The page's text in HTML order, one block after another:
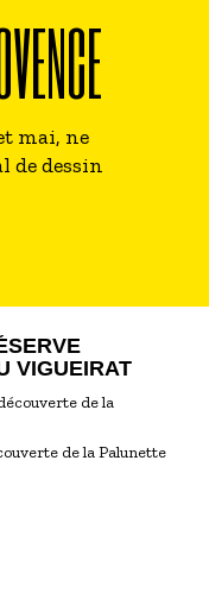
mai, ne
de dessin
VIGUEIRAT
de la Palunette